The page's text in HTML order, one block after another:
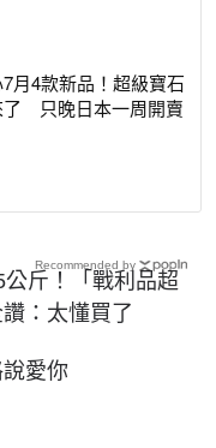
月4款新品！超級寶石
了 只晚日本一周開賣
斤！「戰利品超
：太懂買了
愛你
Recommended by